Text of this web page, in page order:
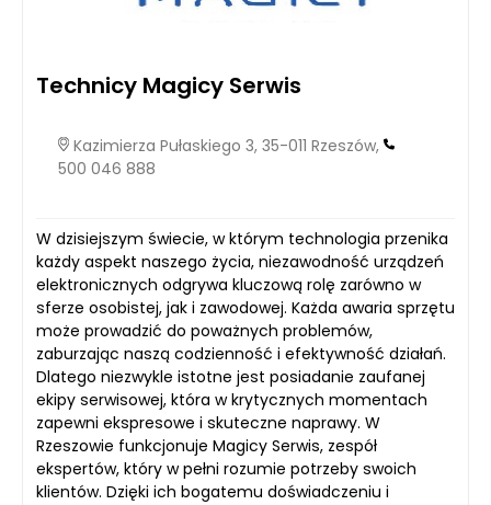
Technicy Magicy Serwis
Kazimierza Pułaskiego 3, 35-011 Rzeszów,
500 046 888
W dzisiejszym świecie, w którym technologia przenika
każdy aspekt naszego życia, niezawodność urządzeń
elektronicznych odgrywa kluczową rolę zarówno w
sferze osobistej, jak i zawodowej. Każda awaria sprzętu
może prowadzić do poważnych problemów,
zaburzając naszą codzienność i efektywność działań.
Dlatego niezwykle istotne jest posiadanie zaufanej
ekipy serwisowej, która w krytycznych momentach
zapewni ekspresowe i skuteczne naprawy. W
Rzeszowie funkcjonuje Magicy Serwis, zespół
ekspertów, który w pełni rozumie potrzeby swoich
klientów. Dzięki ich bogatemu doświadczeniu i